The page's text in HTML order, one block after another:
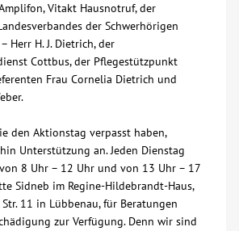
Vitakt Hausnotruf, der
der Schwerhörigen
Herr H. J. Dietrich, der
Cottbus, der Pflegestützpunkt
Frau Cornelia Dietrich und
den Aktionstag verpasst haben,
Unterstützung an. Jeden Dienstag
8 Uhr – 12 Uhr und von 13 Uhr – 17
Sidneb im Regine-Hildebrandt-Haus,
11 in Lübbenau, für Beratungen
zur Verfügung. Denn wir sind